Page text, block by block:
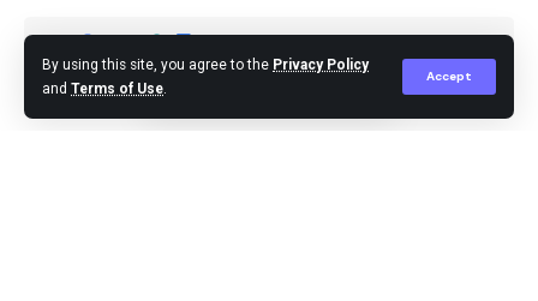
By using this site, you agree to the Privacy Policy
and Terms of Use.
Accept
Agus Leo